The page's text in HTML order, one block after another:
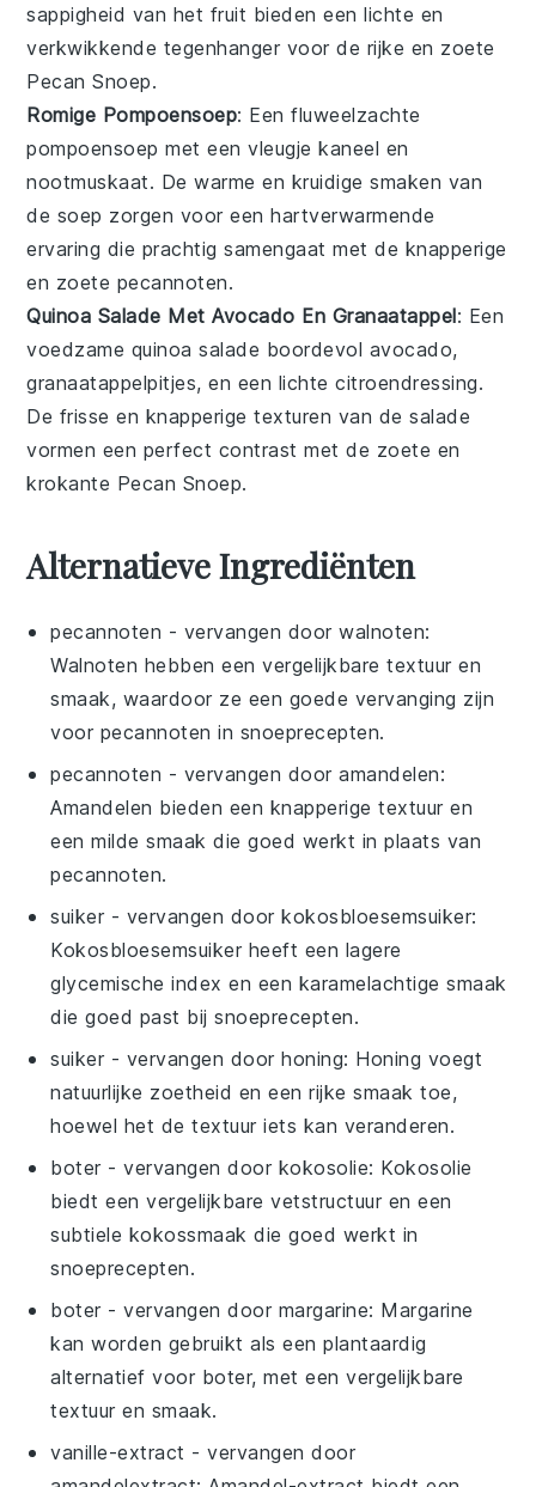
sappigheid van het fruit bieden een lichte en
verkwikkende tegenhanger voor de rijke en zoete
Pecan Snoep.
Romige Pompoensoep: Een fluweelzachte
pompoensoep met een vleugjekaneel en
nootmuskaat. De warme en kruidige smaken van
de soep zorgen voor een hartverwarmende
ervaring die prachtig samengaat met de knapperige
en zoete pecannoten.
Quinoa Salade Met Avocado En Granaatappel: Een
voedzame quinoa salade boordevol avocado,
granaatappelpitjes, en een lichtecitroendressing.
De frisse en knapperige texturen van desalade
vormen een perfect contrast met de zoete en
krokante Pecan Snoep.
Alternatieve Ingrediënten
pecannoten - vervangen doorwalnoten:
Walnoten hebben een vergelijkbare textuur en
smaak, waardoor ze een goede vervanging zijn
voor pecannoten in snoeprecepten.
pecannoten - vervangen dooramandelen:
Amandelen bieden een knapperige textuur en
een milde smaak die goed werkt in plaats van
pecannoten.
suiker - vervangen doorkokosbloesemsuiker:
Kokosbloesemsuiker heeft een lagere
glycemische index en een karamelachtige smaak
die goed past bij snoeprecepten.
suiker - vervangen doorhoning: Honing voegt
natuurlijke zoetheid en een rijke smaak toe,
hoewel het de textuur iets kan veranderen.
boter - vervangen door kokosolie: Kokosolie
biedt een vergelijkbare vetstructuur en een
subtiele kokossmaak die goed werkt in
snoeprecepten.
boter - vervangen door margarine: Margarine
kan worden gebruikt als een plantaardig
alternatief voor boter, met een vergelijkbare
textuur en smaak.
vanille-extract - vervangen door